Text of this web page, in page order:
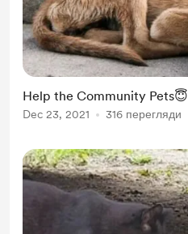
Help the Community Pets😇
Dec 23, 2021 316 перегляди